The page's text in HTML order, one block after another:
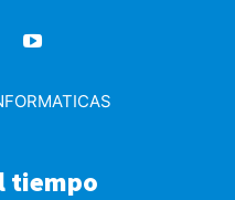
tiempo